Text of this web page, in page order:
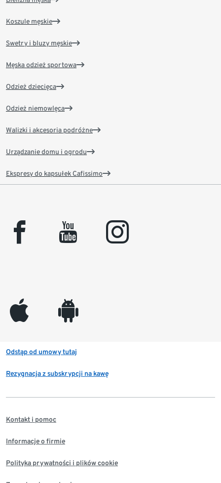
Koszule męskie
Swetry i bluzy męskie
Męska odzież sportowa
Odzież dziecięca
Odzież niemowlęca
Walizki i akcesoria podróżne
Urządzanie domu i ogrodu
Ekspresy do kapsułek Cafissimo
facebook youtube instagram
appleinc android
Odstąp od umowy tutaj
Rezygnacja z subskrypcji na kawę
Kontakt i pomoc
Informacje o firmie
Polityka prywatności i plików cookie